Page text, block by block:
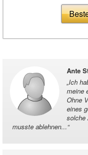
Ante
„Ich
meine
Ohne
eines
solche
musste ablehnen...“